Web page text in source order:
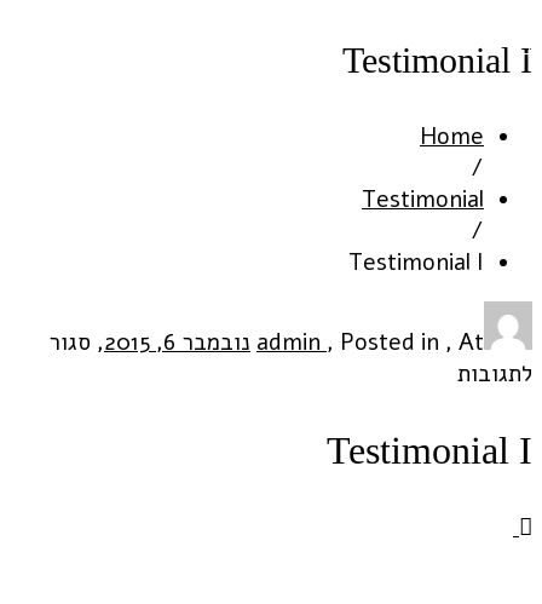
Testimonial I
Home
/
Testimonial
/
Testimonial I
admin ,Posted in ,At נובמבר 6, 2015 ,סגור
לתגובותעל
Testimonial I